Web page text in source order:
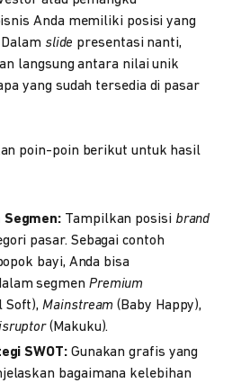
Anda memiliki posisi yang
slide presentasi nanti,
langsung antara nilai unik
yang sudah tersedia di pasar
poin-poin berikut untuk hasil
Segmen: Tampilkan posisi brand
pasar. Sebagai contoh
bayi, Anda bisa
segmen Premium
Soft),Mainstream (Baby Happy),
(Makuku).
SWOT:Gunakan grafis yang
bagaimana kelebihan